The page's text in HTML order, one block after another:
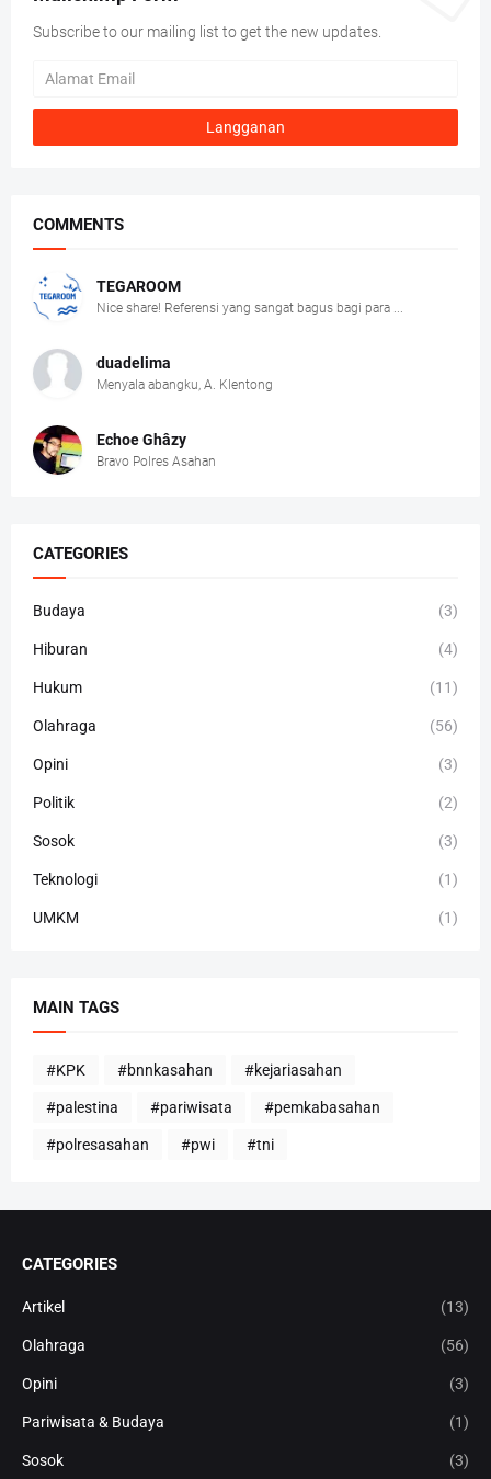
Subscribe to our mailing list to get the new updates.
COMMENTS
TEGAROOM
Nice share! Referensi yang sangat bagus bagi para ...
duadelima
Menyala abangku, A. Klentong
Echoe Ghâzy
Bravo Polres Asahan
CATEGORIES
Budaya (3)
Hiburan (4)
Hukum (11)
Olahraga (56)
Opini (3)
Politik (2)
Sosok (3)
Teknologi (1)
UMKM (1)
MAIN TAGS
#KPK #bnnkasahan #kejariasahan
#palestina #pariwisata #pemkabasahan
#polresasahan #pwi #tni
CATEGORIES
Artikel (13)
Olahraga (56)
Opini (3)
Pariwisata & Budaya (1)
Sosok (3)